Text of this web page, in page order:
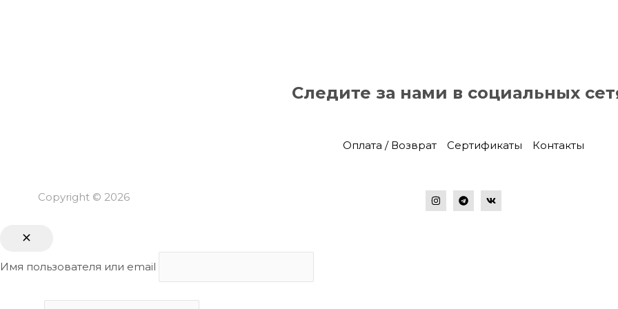
Следите за нами в социальных
Оплата / Возврат Сертификаты Контакты
Copyright © 2026
Имя пользователя или email